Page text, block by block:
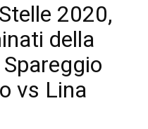
2020,
della
vs Lina